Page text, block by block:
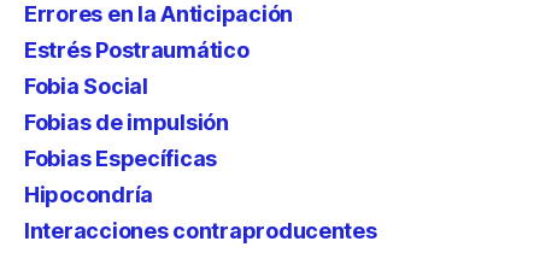
Errores en la Anticipación
Estrés Postraumático
Fobia Social
Fobias de impulsión
Fobias Específicas
Hipocondría
Interacciones contraproducentes